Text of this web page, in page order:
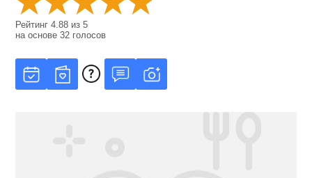
Рейтинг4.88 из5
на основе32 голосов